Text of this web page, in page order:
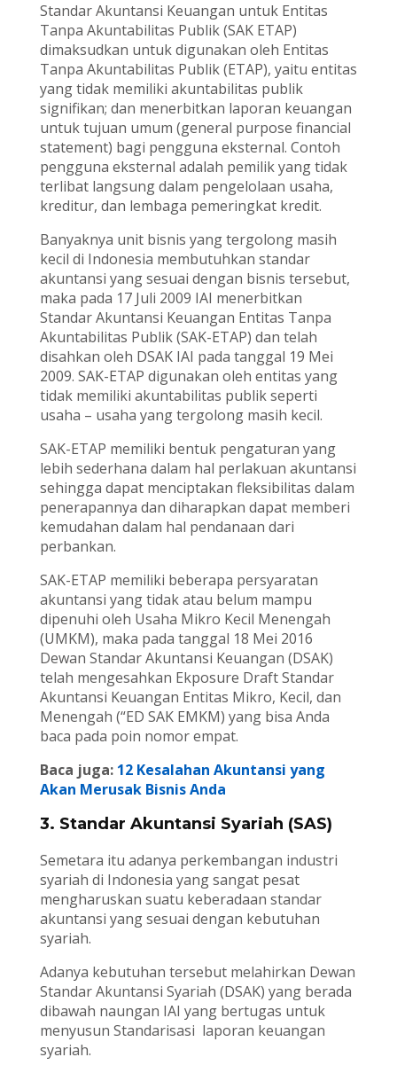
Standar Akuntansi Keuangan untuk Entitas
Tanpa Akuntabilitas Publik (SAK ETAP)
dimaksudkan untuk digunakan oleh Entitas
Tanpa Akuntabilitas Publik (ETAP), yaitu entitas
yang tidak memiliki akuntabilitas publik
signifikan; dan menerbitkan laporan keuangan
untuk tujuan umum (general purpose financial
statement) bagi pengguna eksternal. Contoh
pengguna eksternal adalah pemilik yang tidak
terlibat langsung dalam pengelolaan usaha,
kreditur, dan lembaga pemeringkat kredit.
Banyaknya unit bisnis yang tergolong masih
kecil di Indonesia membutuhkan standar
akuntansi yang sesuai dengan bisnis tersebut,
maka pada 17 Juli 2009 IAI menerbitkan
Standar Akuntansi Keuangan Entitas Tanpa
Akuntabilitas Publik (SAK-ETAP) dan telah
disahkan oleh DSAK IAI pada tanggal 19 Mei
2009. SAK-ETAP digunakan oleh entitas yang
tidak memiliki akuntabilitas publik seperti
usaha – usaha yang tergolong masih kecil.
SAK-ETAP memiliki bentuk pengaturan yang
lebih sederhana dalam hal perlakuan akuntansi
sehingga dapat menciptakan fleksibilitas dalam
penerapannya dan diharapkan dapat memberi
kemudahan dalam hal pendanaan dari
perbankan.
SAK-ETAP memiliki beberapa persyaratan
akuntansi yang tidak atau belum mampu
dipenuhi oleh Usaha Mikro Kecil Menengah
(UMKM), maka pada tanggal 18 Mei 2016
Dewan Standar Akuntansi Keuangan (DSAK)
telah mengesahkan Ekposure Draft Standar
Akuntansi Keuangan Entitas Mikro, Kecil, dan
Menengah (“ED SAK EMKM) yang bisa Anda
baca pada poin nomor empat.
Baca juga: 12 Kesalahan Akuntansi yang
Akan Merusak Bisnis Anda
3. Standar Akuntansi Syariah (SAS)
Semetara itu adanya perkembangan industri
syariah di Indonesia yang sangat pesat
mengharuskan suatu keberadaan standar
akuntansi yang sesuai dengan kebutuhan
syariah.
Adanya kebutuhan tersebut melahirkan Dewan
Standar Akuntansi Syariah (DSAK) yang berada
dibawah naungan IAI yang bertugas untuk
menyusun Standarisasi laporan keuangan
syariah.